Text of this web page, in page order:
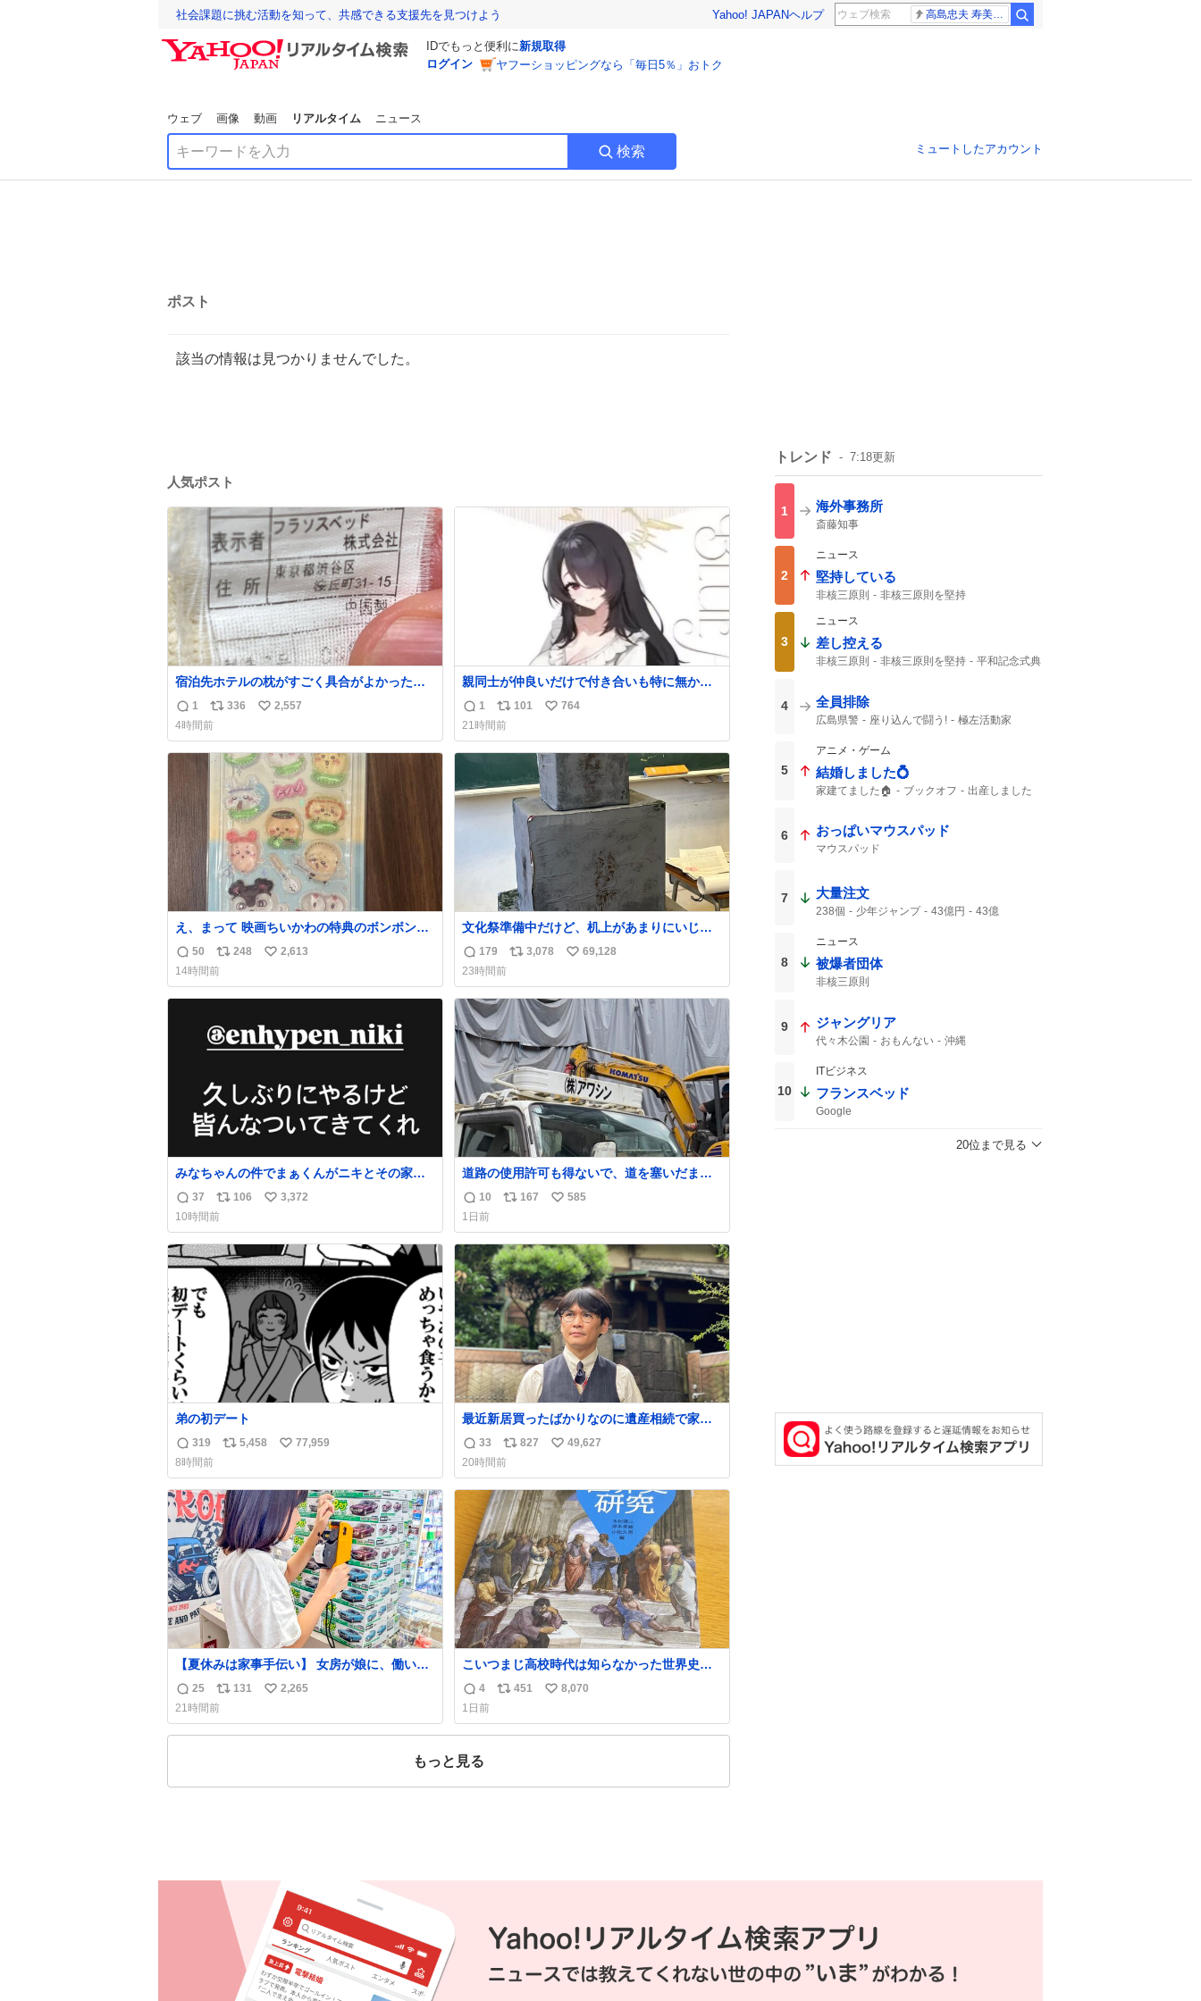
社会課題に挑む活動を知って、共感できる支援先を見つけよう Yahoo! JAPANヘルプ 高島忠夫 寿美花代さん死去
IDでもっと便利に新規取得
ログイン
ヤフーショッピングなら「毎日5％」おトク
ウェブ 画像 動画 リアルタイム ニュース
検索 ミュートしたアカウント
ポスト
該当の情報は見つかりませんでした。
人気ポスト
宿泊先ホテルの枕がすごく具合がよかったの
でどこのメーカーだろうとタグを見たら フラ
ソスベッド という聞いたことのない会社で困
ってる。該当の渋谷区の住所にもそんな会社
ないっぽいし。Googleで尋ねてもフランスベ
ッドっていうパチモンみたいな名前の会社の
ことしか教えてくれないし詰んでる
返
信
数
1
リ
ポ
ス
336
い
ね
2,557
4時間前
親同士が仲良いだけで付き合いも特に無かっ
たお隣の家に自分とこの親が外せない用事が
あるからと半ば強制的に預けられて空き部屋
が無いからたまに見かけるけどロクに会話し
たことも無い一人娘と同じ部屋で寝るように
言われ恐る恐る部屋の扉を開けた先にこの光
景が待ってた時の少年の反応を答えよ
返
信
数
1
リ
ポ
ス
数
101
い
ね
数
764
21時間前
え、まって 映画ちいかわの特典のボンボンド
ロップシール もうメルカリにでてるやん #ち
いかわ
返
信
数
50
リ
ポ
ス
数
248
い
ね
2,613
14時間前
文化祭準備中だけど、机上があまりにいじめ
っぽすぎる
返
信
数
179
リ
ス
ト
数
3,078
い
ね
数
69,128
23時間前
みなちゃんの件でまぁくんがニキとその家族
を脅してるけど絶対間違えてる。 悪いのは誹
謗中傷した人達でしょ。こんなのみなちゃん
望んでないし曲がった正義すぎる
返
信
数
37
リ
ポ
ス
ト
数
106
い
ね
数
3,372
10時間前
道路の使用許可も得ないで、道を塞いだまま
解体作業してる。 写真を撮ろうとしたら「勝
手に写真撮るな馬鹿野郎」と罵倒されるな
ど。
返
信
数
10
リ
ス
ト
数
167
い
ね
数
585
1日前
弟の初デート
返
信
数
319
リ
ス
ト
数
5,458
い
ね
数
77,959
8時間前
最近新居買ったばかりなのに遺産相続で家も
らっちゃった長男
返
信
数
33
リ
ポ
ス
ト
数
827
い
ね
数
49,627
20時間前
【夏休みは家事手伝い】 女房が娘に、働いた
らバイト代もらえば？と言ったら、娘は、い
らない、と言って黙々と働いてくれました。
あとでソフトクリーム買ってやろうと思いま
した。
返
信
数
25
リ
ポ
ス
131
い
ね
2,265
21時間前
こいつまじ高校時代は知らなかった世界史が
溢れすぎてて𝑩𝑰𝑮 𝑳𝑶𝑽𝑬＿＿
返
信
数
4
リ
ス
451
い
ね
8,070
1日前
もっと見る
トレンド 7:18更新
1 海外事務所
斎藤知事
2
ニュース
堅持している
非核三原則
非核三原則を堅持
3
ニュース
差し控える
非核三原則 非核三原則を堅持
平和記念式典
4 全員排除
広島県警 座り込んで闘う!
極左活動家
5
アニメ・ゲーム
結婚しました💍
家建てました🏠 ブックオフ
出産しました
6 おっぱいマウスパッド
マウスパッド
7 大量注文
238個 少年ジャンプ 43億円
43億
8
ニュース
被爆者団体
非核三原則
9 ジャングリア
代々木公園 おもんない 沖縄
10
ITビジネス
フランスベッド
Google
20位まで見る